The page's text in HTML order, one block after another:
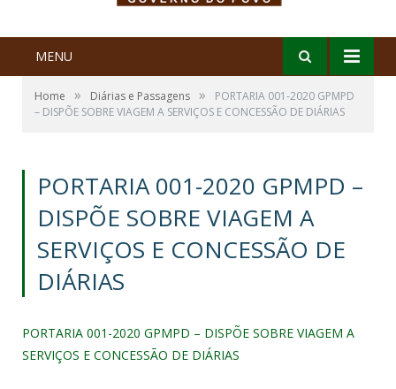
MENU
Home » Diárias e Passagens »
PORTARIA 001-2020 GPMPD
– DISPÕE SOBRE VIAGEM A SERVIÇOS E CONCESSÃO DE DIÁRIAS
PORTARIA 001-2020 GPMPD –
DISPÕE SOBRE VIAGEM A
SERVIÇOS E CONCESSÃO DE
DIÁRIAS
PORTARIA 001-2020 GPMPD – DISPÕE SOBRE VIAGEM A
SERVIÇOS E CONCESSÃO DE DIÁRIAS